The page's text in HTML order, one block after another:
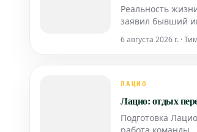
Реальность
заявил бывший
американского
6 августа 2026 г. ·
ЛАЦИО
Лацио: отдых
Подготовка